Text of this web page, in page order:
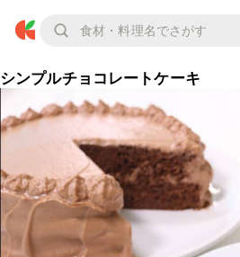
シンプルチョコレートケーキ